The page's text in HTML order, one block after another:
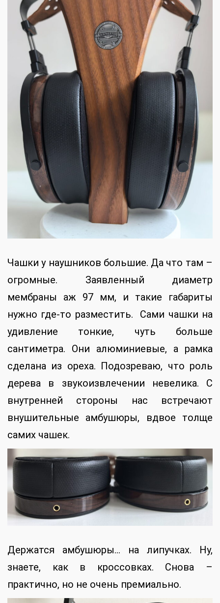
Чашки у наушников большие. Да что там –
огромные. Заявленный диаметр
мембраны аж 97 мм, и такие габариты
нужно где-то разместить. Сами чашки на
удивление тонкие, чуть больше
сантиметра. Они алюминиевые, а рамка
сделана из ореха. Подозреваю, что роль
дерева в звукоизвлечении невелика. С
внутренней стороны нас встречают
внушительные амбушюры, вдвое толще
самих чашек.
Держатся амбушюры… на липучках. Ну,
знаете, как в кроссовках. Снова –
практично, но не очень премиально.